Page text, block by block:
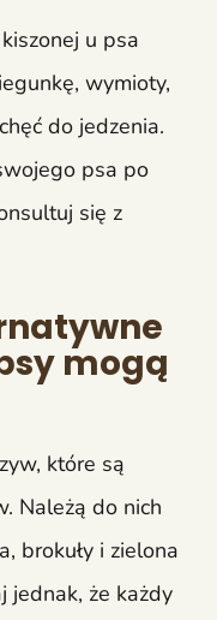
u psa
wymioty,
do jedzenia.
psa po
się z
mogą
które są
Należą do nich
brokuły i zielona
jednak, że każdy